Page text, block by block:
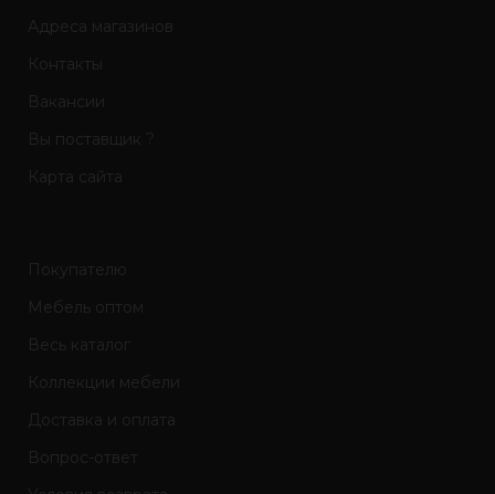
Адреса магазинов
Контакты
Вакансии
Вы поставщик ?
Карта сайта
Покупателю
Мебель оптом
Весь каталог
Коллекции мебели
Доставка и оплата
Вопрос-ответ